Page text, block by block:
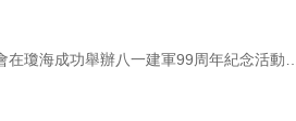
軍99周年紀念活動》香港國際網絡電視台/2026.07.31